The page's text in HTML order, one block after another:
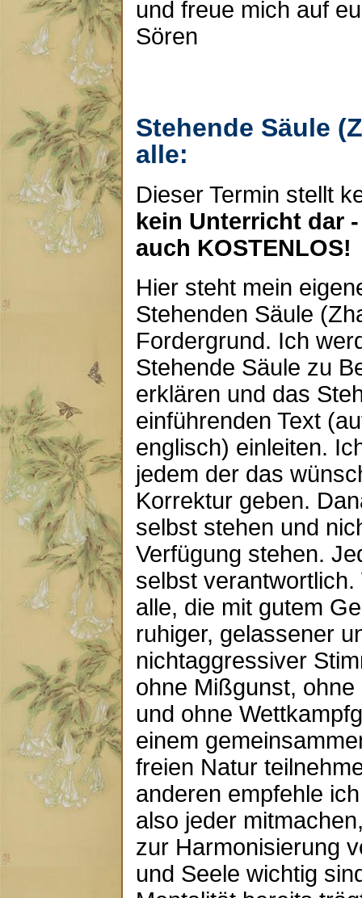
und freue mich auf
Sören
Stehende Säule
alle:
Dieser Termin stellt
kein Unterricht dar
auch KOSTENLOS!
Hier steht mein
Stehenden Säule
Fordergrund. Ich
Stehende Säule zu
erklären und das
einführenden Text
englisch) einleiten.
jedem der das
Korrektur geben.
selbst stehen und
Verfügung stehen.
selbst
alle, die mit gutem
ruhiger, gelassener
nichtaggressiver
ohne Mißgunst,
und ohne
einem
freien Natur
anderen empfehle
also jeder
zur Harmonisierung
und Seele wichtig